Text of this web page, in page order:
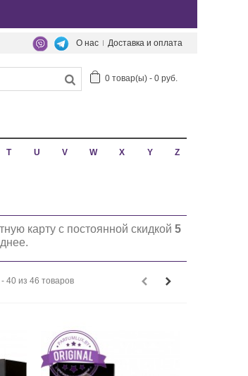
Доставка и оплата
О нас
0 товар(ы) - 0 руб.
T U V W X Y
Z
карту с постоянной скидкой 5
40 из 46 товаров